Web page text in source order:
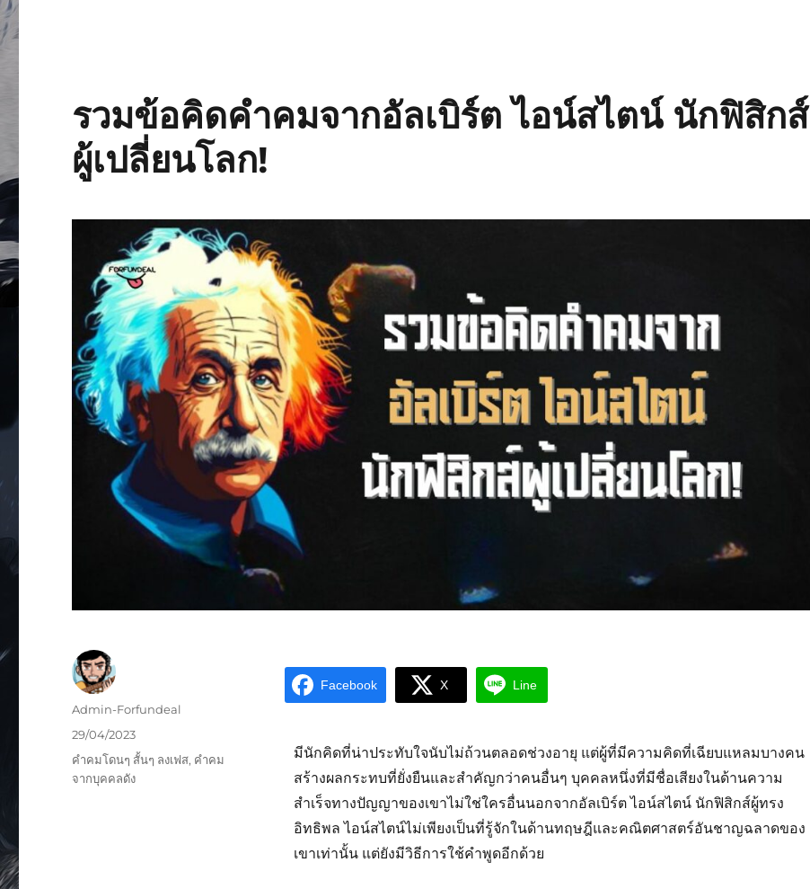
รวมข้อคิดคำคมจากอัลเบิร์ต ไอน์สไตน์ นักฟิสิกส์
ผู้เปลี่ยนโลก!
Facebook X Line
มีนักคิดที่น่าประทับใจนับไม่ถ้วนตลอดช่วงอายุ แต่ผู้ที่มีความคิดที่เฉียบแหลมบางคน
สร้างผลกระทบที่ยั่งยืนและสำคัญกว่าคนอื่นๆ บุคคลหนึ่งที่มีชื่อเสียงในด้านความ
สำเร็จทางปัญญาของเขาไม่ใช่ใครอื่นนอกจากอัลเบิร์ต ไอน์สไตน์ นักฟิสิกส์ผู้ทรง
อิทธิพล ไอน์สไตน์ไม่เพียงเป็นที่รู้จักในด้านทฤษฎีและคณิตศาสตร์อันชาญฉลาดของ
เขาเท่านั้น แต่ยังมีวิธีการใช้คำพูดอีกด้วย
Admin-Forfundeal
29/04/2023
คำคมโดนๆ สั้นๆ ลงเฟส, คำคม
จากบุคคลดัง